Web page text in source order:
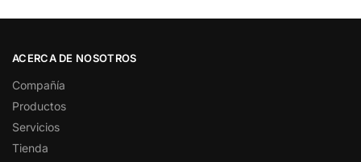
ACERCA DE NOSOTROS
Compañía
Productos
Servicios
Tienda